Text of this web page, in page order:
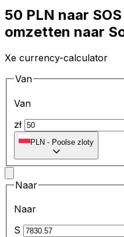
50 PLN naar
omzetten naar
Xe currency-calculator
Van
Van
zł
PLN - Poolse zloty
Naar
Naar
S